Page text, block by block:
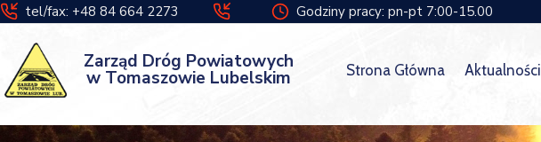
tel/fax: +48 84 664 2273 Godziny pracy: pn-pt 7:00-15.00
Zarząd Dróg Powiatowych
w Tomaszowie Lubelskim Strona Główna Aktualności